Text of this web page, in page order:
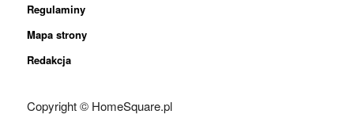
Regulaminy
Mapa strony
Redakcja
Copyright © HomeSquare.pl